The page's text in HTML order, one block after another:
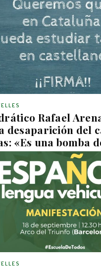
Rafael
desaparición del
«Es una bomba